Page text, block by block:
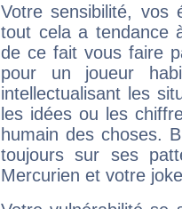
Votre sensibilité,
tout cela a tendance
de ce fait vous faire
pour un joueur
intellectualisant les
les idées ou les
humain des choses.
toujours sur ses
Mercurien et votre